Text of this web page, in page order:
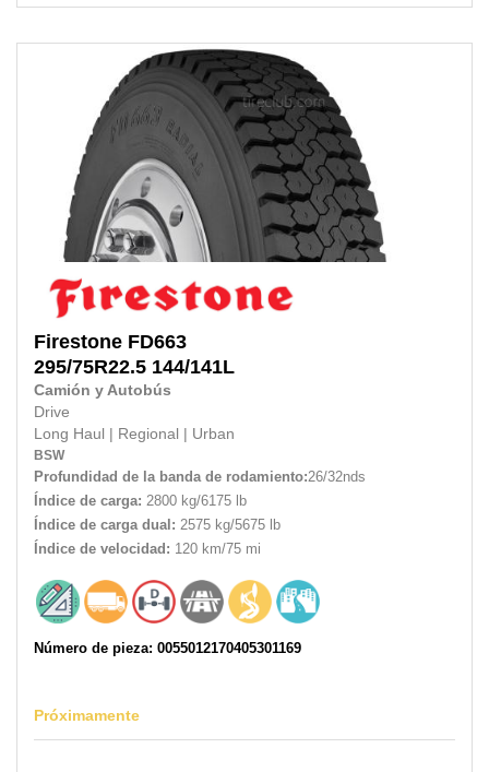
Firestone FD663
295/75R22.5 144/141L
Camión y Autobús
Drive
Long Haul | Regional | Urban
BSW
Profundidad de la banda de rodamiento:26/32nds
Índice de carga: 2800 kg/6175 lb
Índice de carga dual: 2575 kg/5675 lb
Índice de velocidad: 120 km/75 mi
Número de pieza: 0055012170405301169
Próximamente